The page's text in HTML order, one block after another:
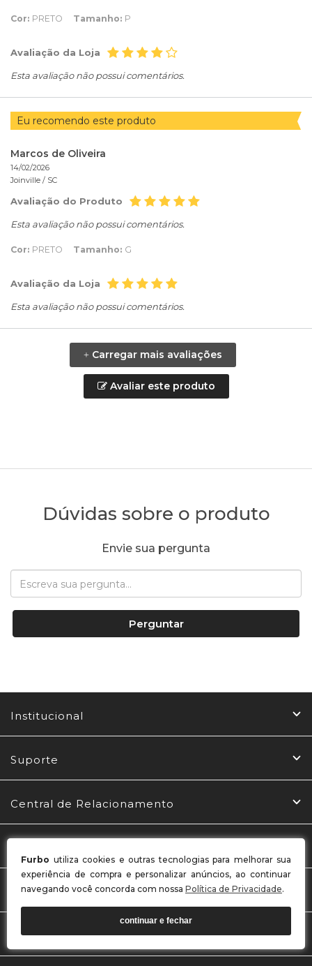
Furbo utiliza cookies e outras tecnologias para melhorar sua
experiência de compra e personalizar anúncios, ao continuar
navegando você concorda com nossa Política de Privacidade.
continuar e fechar
Cor: PRETO Tamanho: P
Avaliação da Loja
Esta avaliação não possui comentários.
Eu recomendo este produto
Marcos de Oliveira
14/02/2026
Joinville / SC
Avaliação do Produto
Esta avaliação não possui comentários.
Cor: PRETO Tamanho: G
Avaliação da Loja
Esta avaliação não possui comentários.
+ Carregar mais avaliações
Avaliar este produto
Dúvidas sobre o produto
Envie sua pergunta
Perguntar
Institucional
Suporte
Central de Relacionamento
Formas de Pagamento
Selos